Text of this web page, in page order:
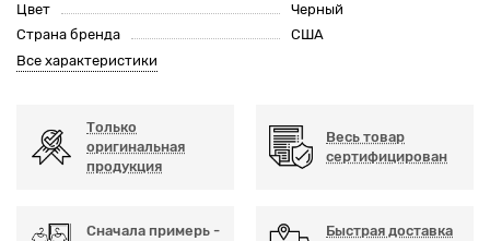
Цвет
Черный
Страна бренда
США
Все характеристики
Только
оригинальная
продукция
Весь товар
сертифицирован
Сначала примерь -
Быстрая доставка